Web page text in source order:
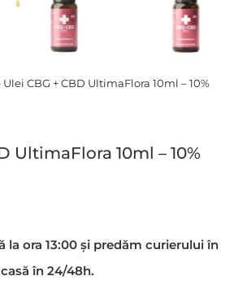
Ulei CBG + CBD UltimaFlora 10ml – 10%
UltimaFlora 10ml – 10%
la ora 13:00 și predăm curierului în
în 24/48h.